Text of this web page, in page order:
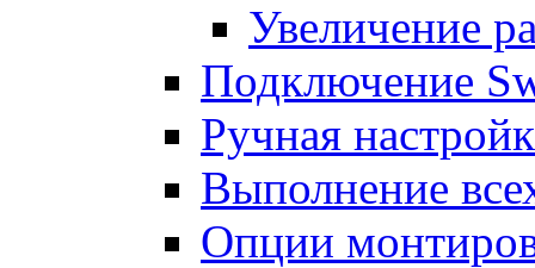
Увеличение
Подключение
Ручная
Выполнение
Опции